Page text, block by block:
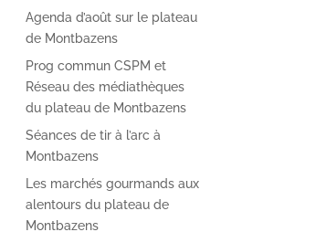
Agenda d’août sur le plateau
de Montbazens
Prog commun CSPM et
Réseau des médiathèques
du plateau de Montbazens
Séances de tir à l’arc à
Montbazens
Les marchés gourmands aux
alentours du plateau de
Montbazens